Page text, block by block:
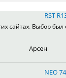
RST
сайтах. Выбор был
Арсен
NEO